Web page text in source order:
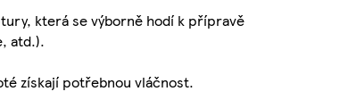
která se výborně hodí k přípravě
atd.).
získají potřebnou vláčnost.